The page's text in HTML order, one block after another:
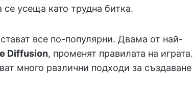
усеща като трудна битка.
стават все по-популярни. Двама от най-
Diffusion, променят правилата на играта.
много различни подходи за създаване